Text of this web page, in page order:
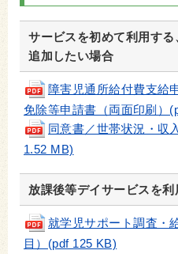
サービスを初めて利用す
追加したい場合
障害児通所給付費支給
免除等申請書（両面印刷）
同意書／世帯状況・収
1.52 MB)
放課後等デイサービスを利
就学児サポート調査・
目）(pdf 125 KB)